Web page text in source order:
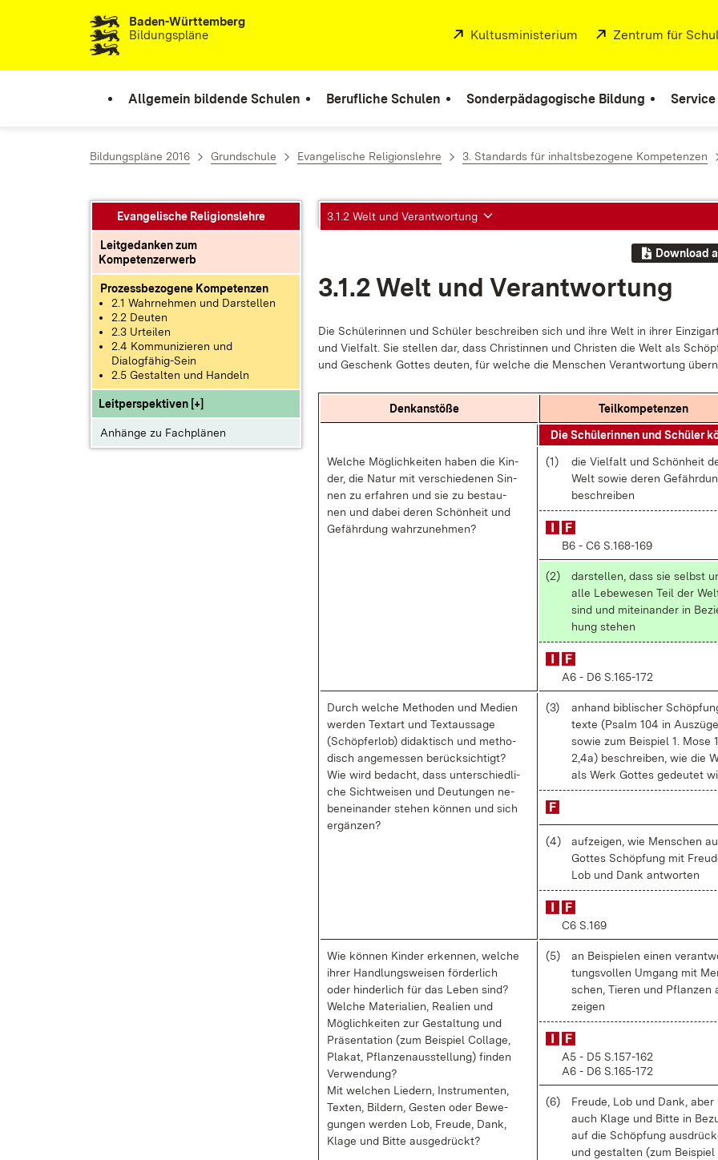
Zum Inhalt springenBaden-Württemberg
Bildungspläne
Extern:
Kultusministerium (Öffnet in neuem
Extern:
Zentrum für
Allgemein bildende Schulen Berufliche Schulen Sonderpädagogische Bildung Service
Bildungspläne 2016 Grundschule Evangelische Religionslehre 3. Standards für inhaltsbezogene Kompetenzen
Evangelische Religionslehre
Leitgedanken zum
Kompetenzerwerb
Prozessbezogene Kompetenzen
2.1 Wahrnehmen und Darstellen
2.2 Deuten
2.3 Urteilen
2.4 Kommunizieren und
Dialogfähig-Sein
2.5 Gestalten und Handeln
Leitperspektiven [+]
Anhänge zu Fachplänen
3.1.2 Welt und Verantwortung
Download
3.1.2 Welt und Ver­ant­wor­tung
Die Schü­le­rin­nen und Schü­ler be­schrei­ben sich und ih­re Welt in ih­rer
und Viel­falt. Sie stel­len dar, dass Chris­tin­nen und Chris­ten die Welt als
und Ge­schenk Got­tes deu­ten, für wel­che die Men­schen Ver­ant­wor­tung
Denk­an­stö­ße Teil­kom­pe­ten­zen
Die Schü­le­rin­nen und Schü­ler
Wel­che Mög­lich­kei­ten ha­ben die Kin­
der, die Na­tur mit ver­schie­de­nen Sin­
nen zu er­fah­ren und sie zu be­stau­
nen und da­bei de­ren Schön­heit und
Ge­fähr­dung wahr­zu­neh­men?
(1)
die Viel­falt und Schön­heit
Welt so­wie de­ren
be­schrei­ben
B6 - C6 S.168-169
(2)
dar­stel­len, dass sie selbst
al­le Le­be­we­sen Teil der
sind und mit­ein­an­der in
hung ste­hen
A6 - D6 S.165-172
Durch wel­che Me­tho­den und Me­di­en
wer­den Text­art und Text­aus­sa­ge
(Schöp­fer­lob) di­dak­tisch und me­tho­
disch an­ge­mes­sen be­rück­sich­tigt?
Wie wird be­dacht, dass un­ter­schied­li­
che Sicht­wei­sen und Deu­tun­gen ne­
ben­ein­an­der ste­hen kön­nen und sich
er­gän­zen?
(3)
an­hand bi­bli­scher
tex­te (Psalm 104 in
so­wie zum Bei­spiel 1. Mo­se
2,4a) be­schrei­ben, wie die
als Werk Got­tes ge­deu­tet
(4)
auf­zei­gen, wie Men­schen
Got­tes Schöp­fung mit
Lob und Dank ant­wor­ten
C6 S.169
Wie kön­nen Kin­der er­ken­nen, wel­che
ih­rer Hand­lungs­wei­sen för­der­lich
oder hin­der­lich für das Le­ben sind?
Wel­che Ma­te­ria­li­en, Rea­li­en und
Mög­lich­kei­ten zur Ge­stal­tung und
Prä­sen­ta­ti­on (zum Bei­spiel Col­la­ge,
Pla­kat, Pflan­zen­aus­stel­lung) fin­den
Ver­wen­dung?
Mit wel­chen Lie­dern, In­stru­men­ten,
Tex­ten, Bil­dern, Ges­ten oder Be­we­
gun­gen wer­den Lob, Freu­de, Dank,
Kla­ge und Bit­te aus­ge­drückt?
(5)
an Bei­spie­len ei­nen
tungs­vol­len Um­gang mit
schen, Tie­ren und
zei­gen
A5 - D5 S.157-162
A6 - D6 S.165-172
(6)
Freu­de, Lob und Dank, aber
auch Kla­ge und Bit­te in
auf die Schöp­fung
und ge­stal­ten (zum